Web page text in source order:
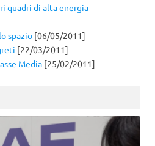
quadri di alta energia
spazio [06/05/2011]
[22/03/2011]
Media [25/02/2011]